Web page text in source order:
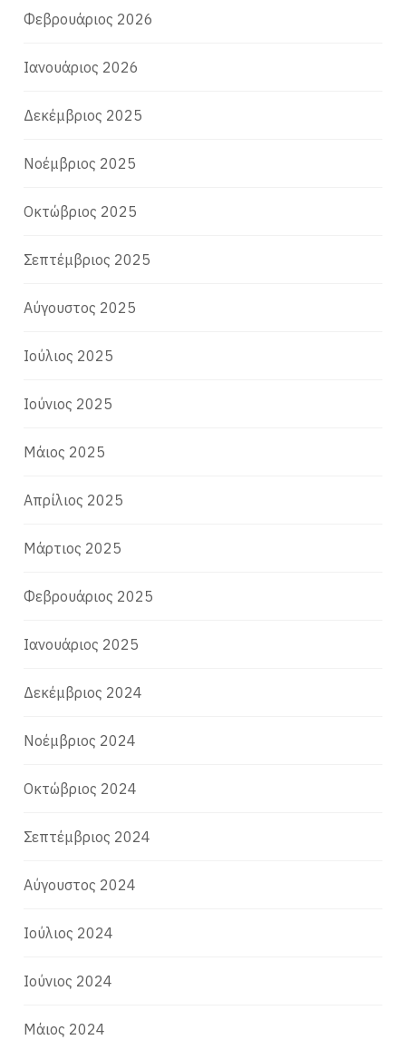
Φεβρουάριος 2026
Ιανουάριος 2026
Δεκέμβριος 2025
Νοέμβριος 2025
Οκτώβριος 2025
Σεπτέμβριος 2025
Αύγουστος 2025
Ιούλιος 2025
Ιούνιος 2025
Μάιος 2025
Απρίλιος 2025
Μάρτιος 2025
Φεβρουάριος 2025
Ιανουάριος 2025
Δεκέμβριος 2024
Νοέμβριος 2024
Οκτώβριος 2024
Σεπτέμβριος 2024
Αύγουστος 2024
Ιούλιος 2024
Ιούνιος 2024
Μάιος 2024